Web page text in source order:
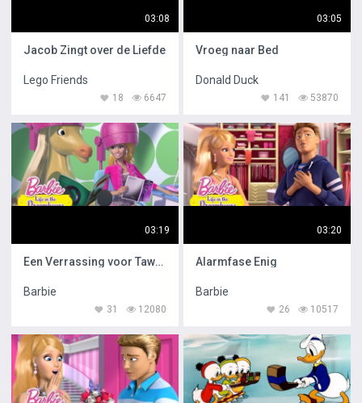
03:08
Jacob Zingt over de Liefde
Lego Friends
6647
18
03:05
Vroeg naar Bed
Donald Duck
53870
141
03:19
Een Verrassing voor Tawny
Barbie
12080
31
03:20
Alarmfase Enig
Barbie
10517
26